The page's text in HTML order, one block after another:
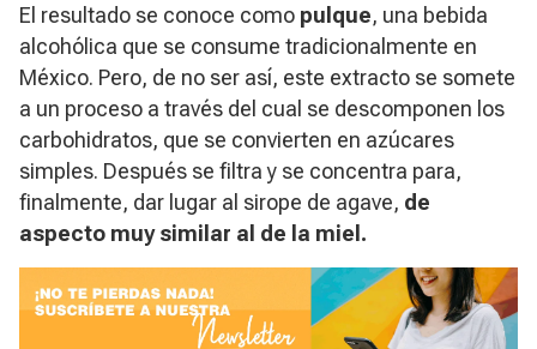
El resultado se conoce como pulque, una bebida
alcohólica que se consume tradicionalmente en
México. Pero, de no ser así, este extracto se somete
a un proceso a través del cual se descomponen los
carbohidratos, que se convierten en azúcares
simples. Después se filtra y se concentra para,
finalmente, dar lugar al sirope de agave, de
aspecto muy similar al de la miel.